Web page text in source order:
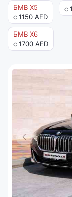
БМВ X5
с 1150 AED
с
БМВ Х6
с 1700 AED